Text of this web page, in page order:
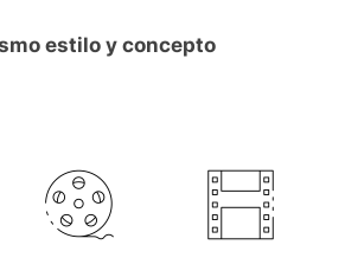
estilo y concepto